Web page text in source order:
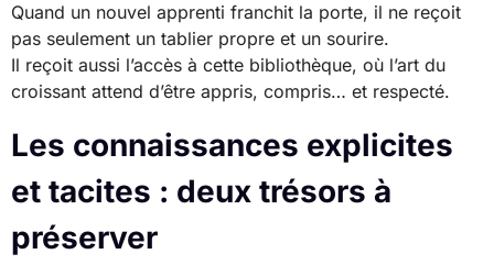
Quand un nouvel apprenti franchit la porte, il ne reçoit
pas seulement un tablier propre et un sourire.
Il reçoit aussi l’accès à cette bibliothèque, où l’art du
croissant attend d’être appris, compris… et respecté.
Les connaissances explicites
et tacites : deux trésors à
préserver